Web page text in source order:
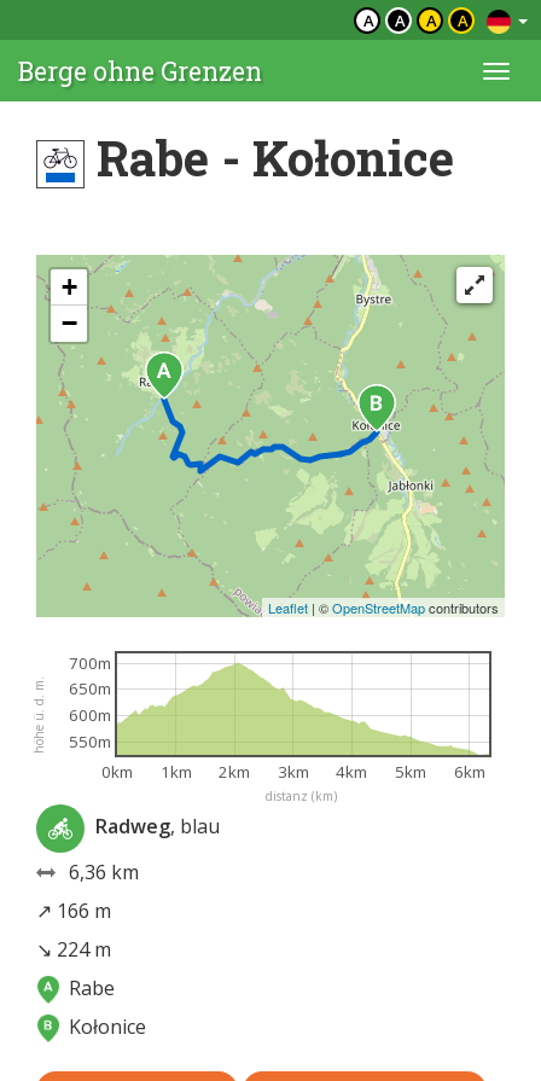
A A A A
Berge ohne Grenzen
Rabe - Kołonice
+
−
Leaflet | ©OpenStreetMapcontributors
distanz (km)
höhe ü. d. m.
0km 1km 2km 3km 4km 5km 6km
550m
600m
650m
700m
Radweg, blau
6,36 km
↗ 166 m
↘ 224 m
Rabe
Kołonice